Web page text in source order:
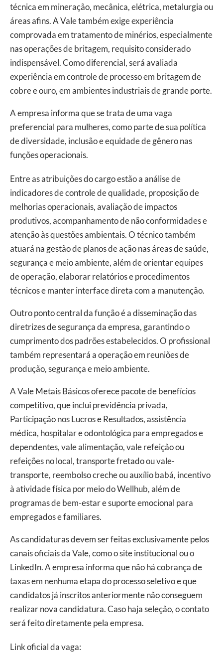
técnica em mineração, mecânica, elétrica, metalurgia ou
áreas afins. A Vale também exige experiência
comprovada em tratamento de minérios, especialmente
nas operações de britagem, requisito considerado
indispensável. Como diferencial, será avaliada
experiência em controle de processo em britagem de
cobre e ouro, em ambientes industriais de grande porte.
A empresa informa que se trata de uma vaga
preferencial para mulheres, como parte de sua política
de diversidade, inclusão e equidade de gênero nas
funções operacionais.
Entre as atribuições do cargo estão a análise de
indicadores de controle de qualidade, proposição de
melhorias operacionais, avaliação de impactos
produtivos, acompanhamento de não conformidades e
atenção às questões ambientais. O técnico também
atuará na gestão de planos de ação nas áreas de saúde,
segurança e meio ambiente, além de orientar equipes
de operação, elaborar relatórios e procedimentos
técnicos e manter interface direta com a manutenção.
Outro ponto central da função é a disseminação das
diretrizes de segurança da empresa, garantindo o
cumprimento dos padrões estabelecidos. O profissional
também representará a operação em reuniões de
produção, segurança e meio ambiente.
A Vale Metais Básicos oferece pacote de benefícios
competitivo, que inclui previdência privada,
Participação nos Lucros e Resultados, assistência
médica, hospitalar e odontológica para empregados e
dependentes, vale alimentação, vale refeição ou
refeições no local, transporte fretado ou vale-
transporte, reembolso creche ou auxílio babá, incentivo
à atividade física por meio do Wellhub, além de
programas de bem-estar e suporte emocional para
empregados e familiares.
As candidaturas devem ser feitas exclusivamente pelos
canais oficiais da Vale, como o site institucional ou o
LinkedIn. A empresa informa que não há cobrança de
taxas em nenhuma etapa do processo seletivo e que
candidatos já inscritos anteriormente não conseguem
realizar nova candidatura. Caso haja seleção, o contato
será feito diretamente pela empresa.
Link oficial da vaga: